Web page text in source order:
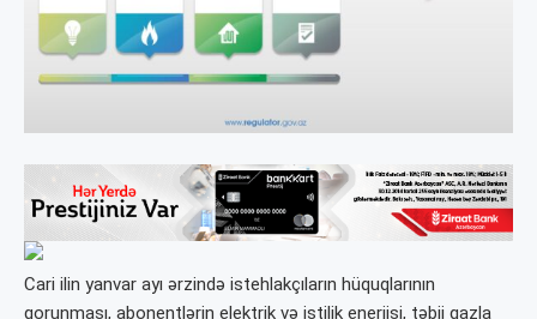
Cari ilin yanvar ayı ərzində istehlakçıların hüquqlarının
qorunması, abonentlərin elektrik və istilik enerjisi, təbii qazla